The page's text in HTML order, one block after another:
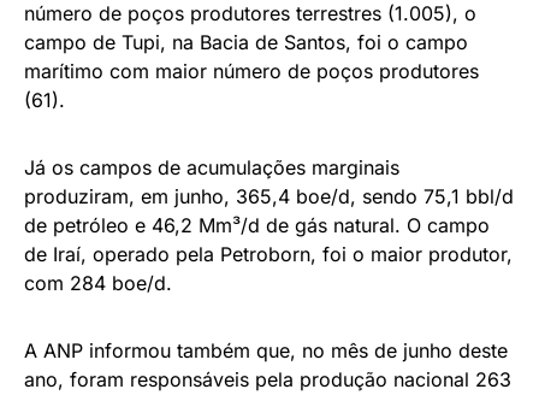
número de poços produtores terrestres (1.005), o
campo de Tupi, na Bacia de Santos, foi o campo
marítimo com maior número de poços produtores
(61).
Já os campos de acumulações marginais
produziram, em junho, 365,4 boe/d, sendo 75,1 bbl/d
de petróleo e 46,2 Mm³/d de gás natural. O campo
de Iraí, operado pela Petroborn, foi o maior produtor,
com 284 boe/d.
A ANP informou também que, no mês de junho deste
ano, foram responsáveis pela produção nacional 263